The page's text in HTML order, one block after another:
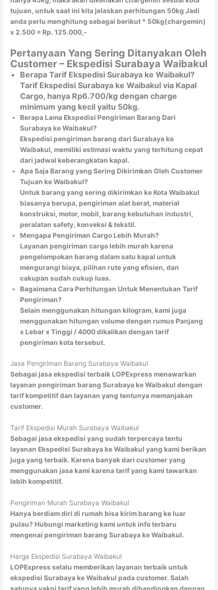
tujuan, untuk saat ini kita jelaskan perhitungan 50kg Jadi
anda perlu menghitung sebagai berikut * 50kg(chargemin)
x 2.500 = Rp. 125.000,-
Pertanyaan Yang Sering Ditanyakan Oleh
Customer – Ekspedisi Surabaya Waibakul
Berapa Tarif Ekspedisi Surabaya ke Waibakul?
Tarif Ekspedisi Surabaya ke Waibakul via Kapal
Cargo, hanya Rp6.700/kg dengan charge
minimum yang kecil yaitu 50kg.
Berapa Lama Ekspedisi Pengiriman Barang Dari
Surabaya ke Waibakul?
Ekspedisi pengiriman barang dari Surabaya ke
Waibakul, memiliki estimasi waktu yang terhitung cepat
dari jadwal keberangkatan kapal.
Apa Saja Barang yang Sering Dikirimkan Oleh Customer
Tujuan ke Waibakul?
Untuk barang yang sering dikirimkan ke Kota Waibakul
biasanya berupa, pengiriman alat berat, material
konstruksi, motor, mobil, barang kebutuhan industri,
peralatan safety, konveksi & tekstil.
Mengapa Pengiriman Cargo Lebih Murah?
Layanan pengiriman cargo lebih murah karena
pengelompokan barang dalam satu kapal untuk
mengurangi biaya, pilihan rute yang efisien, dan
cakupan sudah cukup luas.
Bagaimana Cara Perhitungan Untuk Menentukan Tarif
Pengiriman?
Selain menggunakan hitungan kilogram, kami juga
menggunakan hitungan volume dengan rumus Panjang
x Lebar x Tinggi / 4000 dikalikan dengan tarif
pengiriman kota tersebut.
Jasa Pengiriman Barang Surabaya Waibakul
Sebagai jasa ekspedisi terbaik LOPExpress menawarkan
layanan pengiriman barang Surabaya ke Waibakul dengan
tarif kompetitif dan layanan yang tentunya memanjakan
customer.
Tarif Ekspedisi Murah Surabaya Waibakul
Sebagai jasa ekspedisi yang sudah terpercaya tentu
layanan Ekspedisi Surabaya ke Waibakul yang kami berikan
juga yang terbaik. Karena banyak dari customer yang
menggunakan jasa kami karena tarif yang kami tawarkan
lebih kompetitif.
Pengiriman Murah Surabaya Waibakul
Hanya berdiam diri di rumah bisa kirim barang ke luar
pulau? Hubungi marketing kami untuk info terbaru
mengenai pengiriman barang Surabaya ke Waibakul.
Harga Ekspedisi Surabaya Waibakul
LOPExpress selalu memberikan layanan terbaik untuk
ekspedisi Surabaya ke Waibakul pada customer. Salah
satunya yakni tarif yang lebih murah dibandingkan dengan